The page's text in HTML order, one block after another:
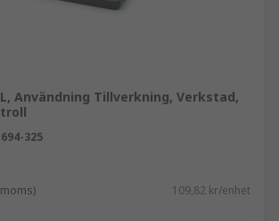
L, Användning Tillverkning, Verkstad,
694-325
109,82 kr/enhet